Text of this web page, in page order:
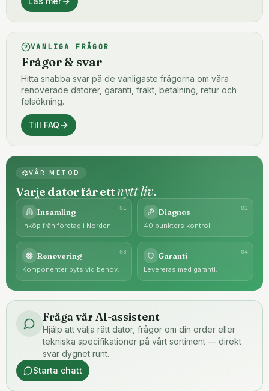
VANLIGA FRÅGOR
Frågor & svar
Hitta snabba svar på de vanligaste frågorna om våra
renoverade datorer, garanti, frakt, betalning, retur och
felsökning.
Till FAQ
VÅR METOD
Varje dator får ettnytt liv.
01
Insamling
Inköp från företag i Norden.
02
Diagnos
40 punkters kontroll.
03
Renovering
Komponenter byts vid behov.
04
Garanti
Levereras med garanti.
Fråga vår AI-assistent
Hjälp att välja rätt dator, frågor om din order eller
tekniska specifikationer på vårt sortiment — direkt
svar dygnet runt.
Starta chatt